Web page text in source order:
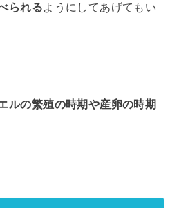
られるようにしてあげてもい
ルの繁殖の時期や産卵の時期